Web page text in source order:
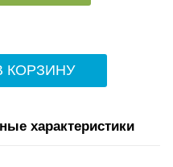
КОРЗИНУ
характеристики